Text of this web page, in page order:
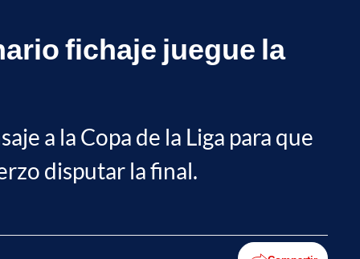
fichaje juegue la
a la Copa de la Liga para que
disputar la final.